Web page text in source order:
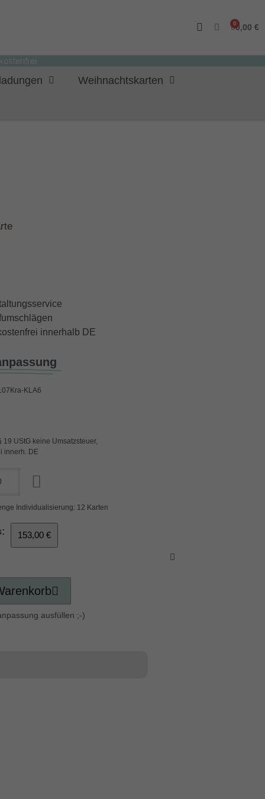
0,00 €
Weihnachtskarten
innerhalb DE
KLA6
19 UStG keine Umsatzsteuer,
innerh. DE
Individualisierung: 12 Karten
153,00 €
ausfüllen ;-)